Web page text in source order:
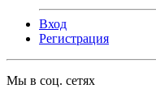
Вход
Регистрация
Мы в соц. сетях